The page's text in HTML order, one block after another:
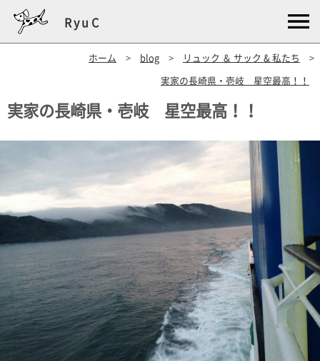
RyuC
ホーム > blog > リュック ＆ サック & 私たち >
実家の長崎県・壱岐 星空最高！！
実家の長崎県・壱岐 星空最高！！